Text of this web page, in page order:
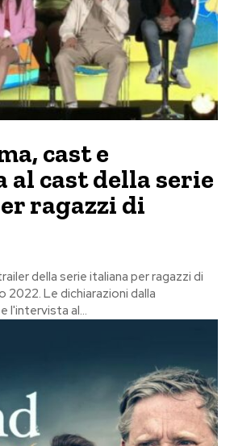
cast e
cast della serie
ragazzi di
della serie italiana per ragazzi di
2022. Le dichiarazioni dalla
l'intervista al...